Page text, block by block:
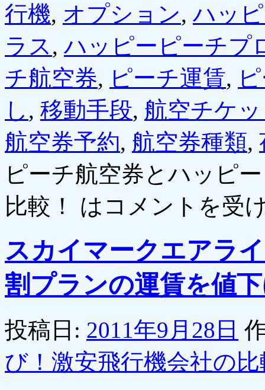
行機, オプション,ハッ
ラス ,ハッピーピーチプ
チ航空券, ピーチ運賃,
し , 移動手段, 航空チケ
航空券予約, 航空券種類,
ピーチ航空券とハッピ
比較！ は コメントを受
スカイマークエアラ
割プランの運賃を値
投稿日: 2011年9月28日
び！激安飛行機会社の